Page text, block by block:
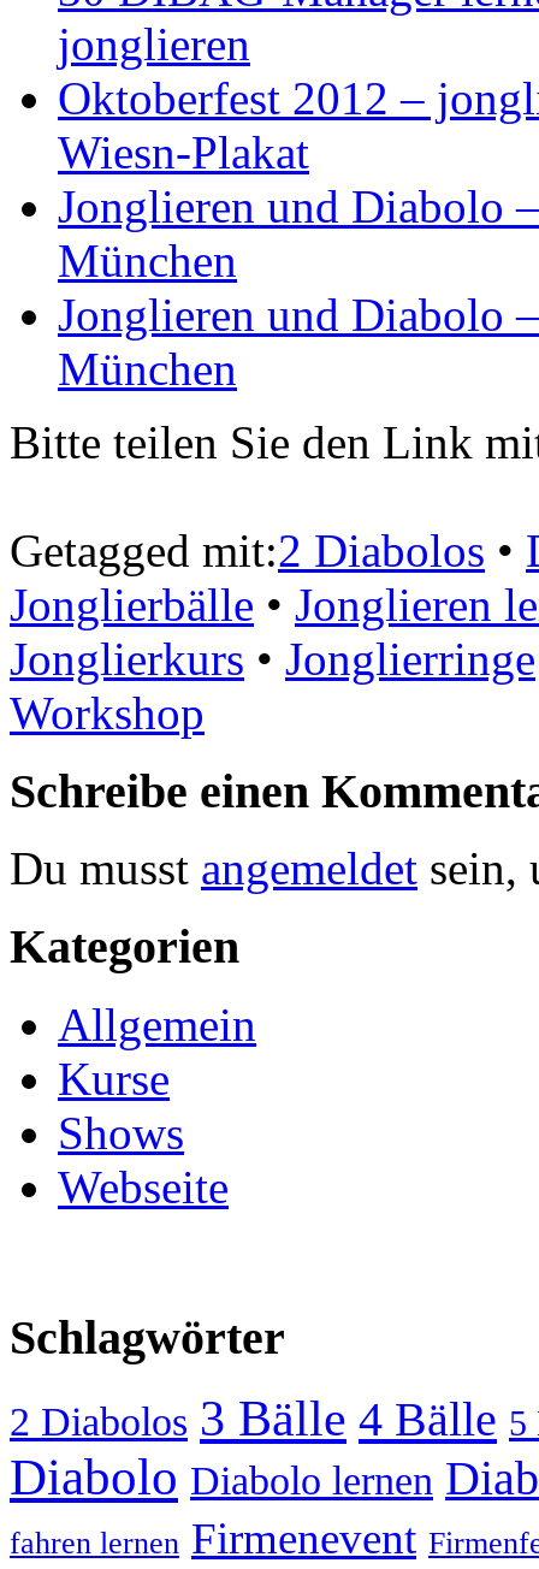
jonglieren
Oktoberfest 2012 –
Wiesn-Plakat
Jonglieren und Diabolo
München
Jonglieren und Diabolo
München
Bitte teilen Sie den Link
Getagged mit:2 Diabolos •
Jonglierbälle • Jonglieren
Jonglierkurs • Jonglierringe
Workshop
Schreibe einen
Du musst angemeldet sein,
Kategorien
Allgemein
Kurse
Shows
Webseite
Schlagwörter
2 Diabolos 3 Bälle 4 Bälle 5
Diabolo Diabolo lernen
fahren lernen Firmenevent